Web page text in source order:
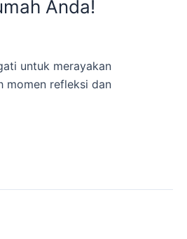
Anda!
untuk merayakan
momen refleksi dan